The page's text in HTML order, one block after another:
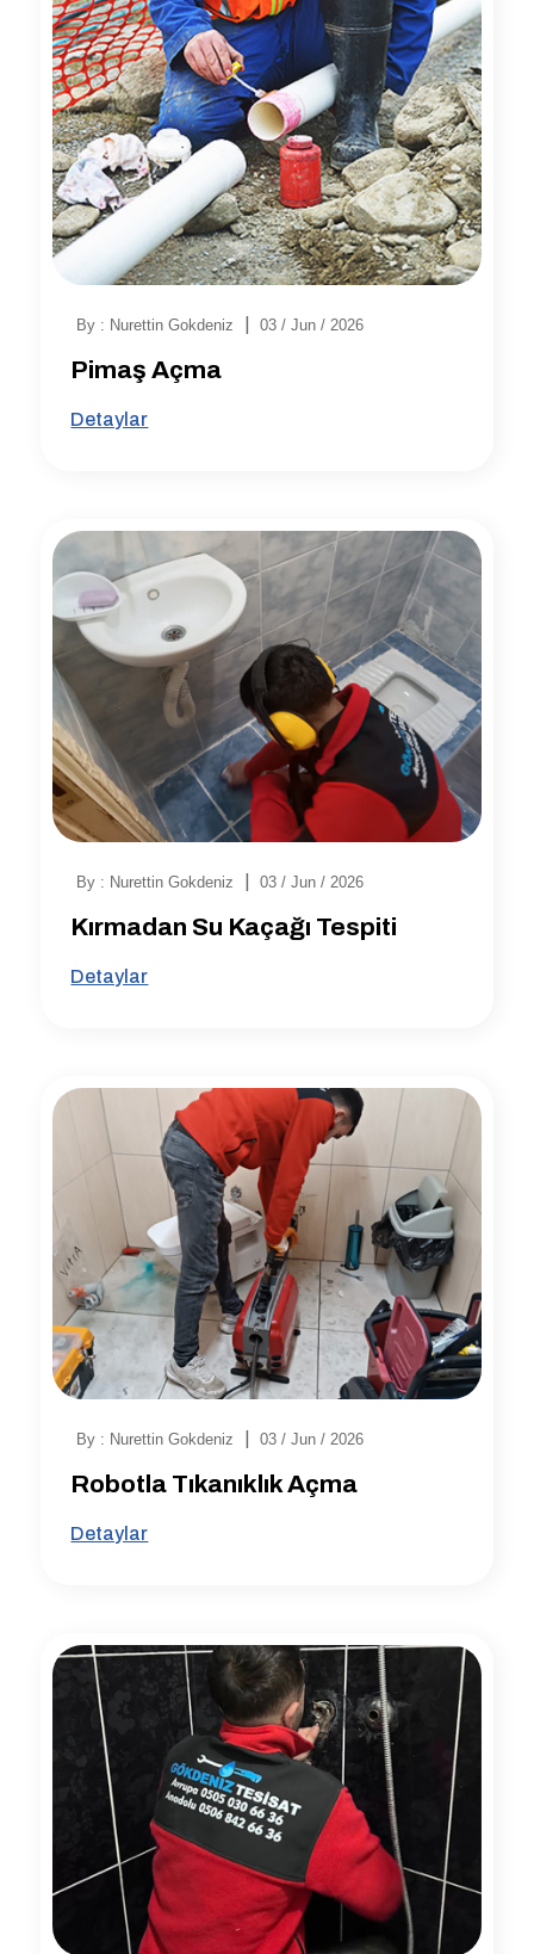
By : Nurettin Gokdeniz 03 / Jun / 2026
Pimaş Açma
Detaylar
By : Nurettin Gokdeniz 03 / Jun / 2026
Kırmadan Su Kaçağı Tespiti
Detaylar
By : Nurettin Gokdeniz 03 / Jun / 2026
Robotla Tıkanıklık Açma
Detaylar